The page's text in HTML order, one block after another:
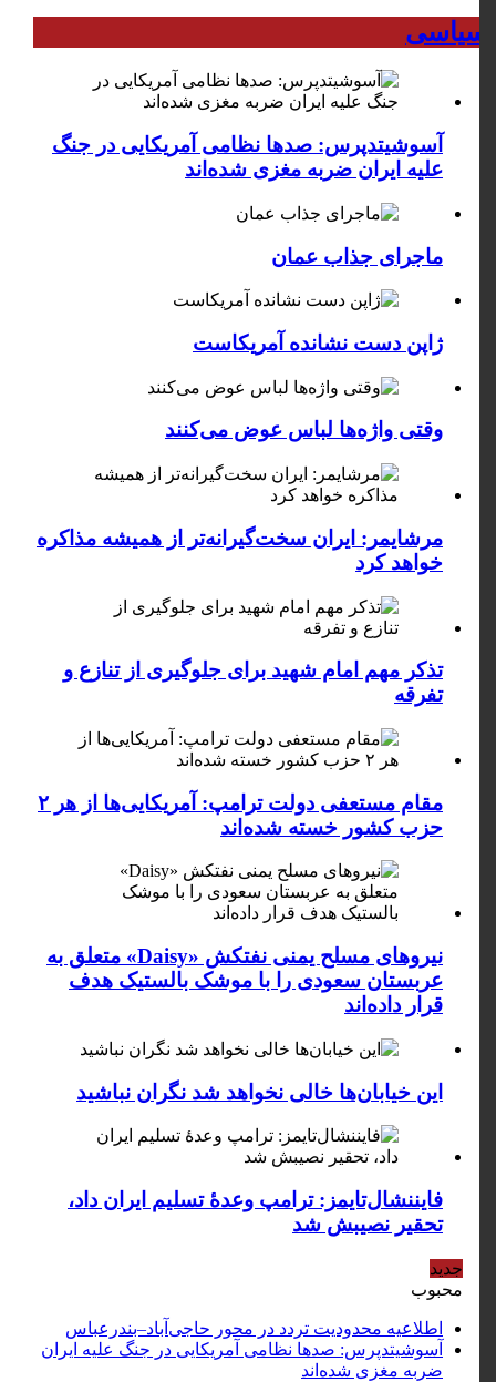
سیاسی
آسوشیتدپرس: صدها نظامی آمریکایی در جنگ
علیه ایران ضربه مغزی شده‌اند
ماجرای جذاب عمان
ژاپن دست نشانده آمریکاست
وقتی واژه‌ها لباس عوض می‌کنند
مرشایمر: ایران سخت‌گیرانه‌تر از همیشه مذاکره
خواهد کرد
تذکر مهم امام شهید برای جلوگیری از تنازع و
تفرقه
مقام مستعفی دولت ترامپ: آمریکایی‌ها از هر ۲
حزب کشور خسته شده‌اند
نیروهای مسلح یمنی نفتکش «Daisy» متعلق به
عربستان سعودی را با موشک بالستیک هدف
قرار داده‌اند
این خیابان‌ها خالی نخواهد شد نگران نباشید
فایننشال‌تایمز: ترامپ وعدۀ تسلیم ایران داد،
تحقیر نصیبش شد
جدید
محبوب
اطلاعیه محدودیت تردد در محور حاجی‌آباد–بندرعباس
آسوشیتدپرس: صدها نظامی آمریکایی در جنگ علیه ایران
ضربه مغزی شده‌اند